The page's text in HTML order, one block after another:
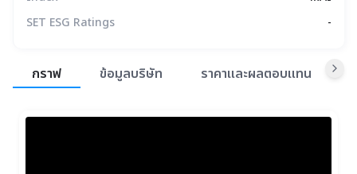
SET ESG Ratings
-
กราฟ
ข้อมูลบริษัท ราคาและผลตอบแทน